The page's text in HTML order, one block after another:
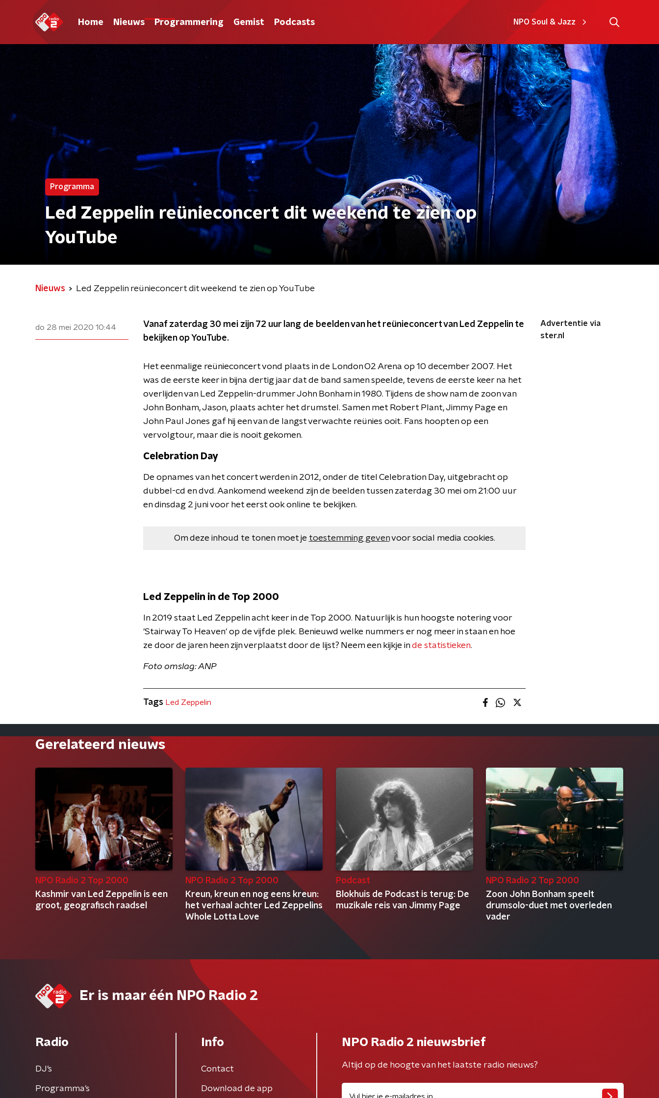
Home Nieuws Programmering Gemist Podcasts NPO Soul & Jazz
Programma
Led Zeppelin reünieconcert dit weekend te zien op
YouTube
Nieuws Led Zeppelin reünieconcert dit weekend te zien op YouTube
do 28 mei 2020 10:44
Vanaf zaterdag 30 mei zijn 72 uur lang de beelden van het reünieconcert van Led Zeppelin te
bekijken op YouTube.
Het eenmalige reünieconcert vond plaats in de London O2 Arena op 10 december 2007. Het
was de eerste keer in bijna dertig jaar dat de band samen speelde, tevens de eerste keer na het
overlijden van Led Zeppelin-drummer John Bonham in 1980. Tijdens de show nam de zoon van
John Bonham, Jason, plaats achter het drumstel. Samen met Robert Plant, Jimmy Page en
John Paul Jones gaf hij een van de langst verwachte reünies ooit. Fans hoopten op een
vervolgtour, maar die is nooit gekomen.
Celebration Day
De opnames van het concert werden in 2012, onder de titel Celebration Day, uitgebracht op
dubbel-cd en dvd. Aankomend weekend zijn de beelden tussen zaterdag 30 mei om 21:00 uur
en dinsdag 2 juni voor het eerst ook online te bekijken.
Om deze inhoud te tonen moet je toestemming gevenvoor social media cookies.
Led Zeppelin in de Top 2000
In 2019 staat Led Zeppelin acht keer in de Top 2000. Natuurlijk is hun hoogste notering voor
'Stairway To Heaven' op de vijfde plek. Benieuwd welke nummers er nog meer in staan en hoe
ze door de jaren heen zijn verplaatst door de lijst? Neem een kijkje inde statistieken.
Foto omslag: ANP
Advertentie via
ster.nl
Tags Led Zeppelin
Gerelateerd nieuws
NPO Radio 2 Top 2000
Kashmir van Led Zeppelin is een
groot, geografisch raadsel
NPO Radio 2 Top 2000
Kreun, kreun en nog eens kreun:
het verhaal achter Led Zeppelins
Whole Lotta Love
Podcast
Blokhuis de Podcast is terug: De
muzikale reis van Jimmy Page
NPO Radio 2 Top 2000
Zoon John Bonham speelt
drumsolo-duet met overleden
vader
Er is maar één NPO Radio 2
Radio
DJ’s
Programma's
Info
Contact
Download de app
NPO Radio 2 nieuwsbrief
Altijd op de hoogte van het laatste radio nieuws?